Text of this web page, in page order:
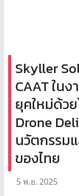
Skyller
CAAT ใน
ยุคใหม่ด้ว
Drone
นวัตกรรม
ของไทย
5 พ.ย. 2025